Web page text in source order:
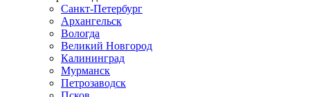
Санкт-Петербург
Архангельск
Вологда
Великий Новгород
Калининград
Мурманск
Петрозаводск